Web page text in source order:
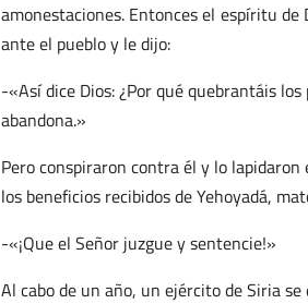
amonestaciones. Entonces el espíritu de
ante el pueblo y le dijo:
-«Así dice Dios: ¿Por qué quebrantáis
abandona.»
Pero conspiraron contra él y lo
los beneficios recibidos de Yehoyadá,
-«¡Que el Señor juzgue y sentencie!»
Al cabo de un año, un ejército de Siria